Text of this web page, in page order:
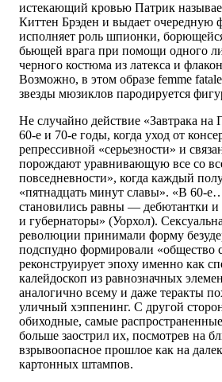
истекающий кровью Патрик
Киттен Брэден и выдает очередную
исполняет роль шпионки,
бьющей врага при помощи одного
черного костюма из латекса и
Возможно, в этом образе femme
звезды мюзиклов пародируется
Не случайно действие «Завтрака на
60-е и 70-е годы, когда уход от
репрессивной «серьезности» и
порождают уравнивающую все со
повседневности», когда каждый
«пятнадцать минут славы». «В 60-
становились равны — дебютантки
и губернаторы» (Уорхол).
революции принимали форму
подспудно формировали «общество
реконструирует эпоху именно как
калейдоскоп из равнозначных
аналогично всему и даже теракты
уличный хэппенинг. С другой
обиходные, самые
больше заострил их, посмотрев на
взрывоопасное прошлое как на
картонных штампов.